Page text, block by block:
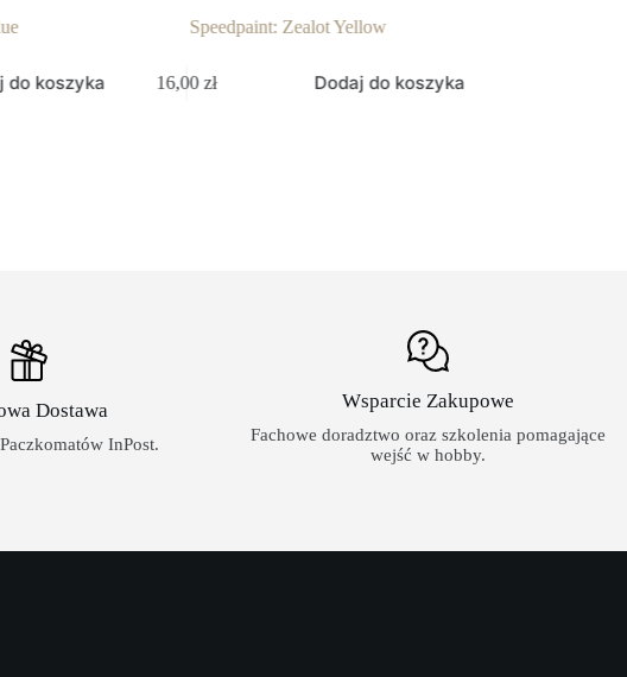
do koszyka
Speedpaint: Zealot Yellow
16,00 zł Dodaj do koszyka
Dostawa
InPost.
Wsparcie Zakupowe
Fachowe doradztwo oraz szkolenia pomagające
wejść w hobby.